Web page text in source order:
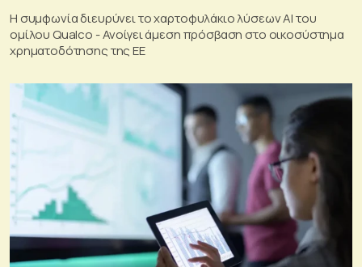
Η συμφωνία διευρύνει το χαρτοφυλάκιο λύσεων ΑΙ του
ομίλου Qualco - Ανοίγει άμεση πρόσβαση στο οικοσύστημα
χρηματοδότησης της ΕΕ